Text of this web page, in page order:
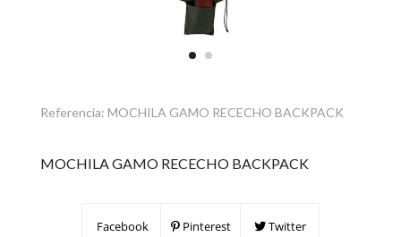
Referencia: MOCHILA GAMO RECECHO BACKPACK
MOCHILA GAMO RECECHO BACKPACK
Facebook Pinterest Twitter